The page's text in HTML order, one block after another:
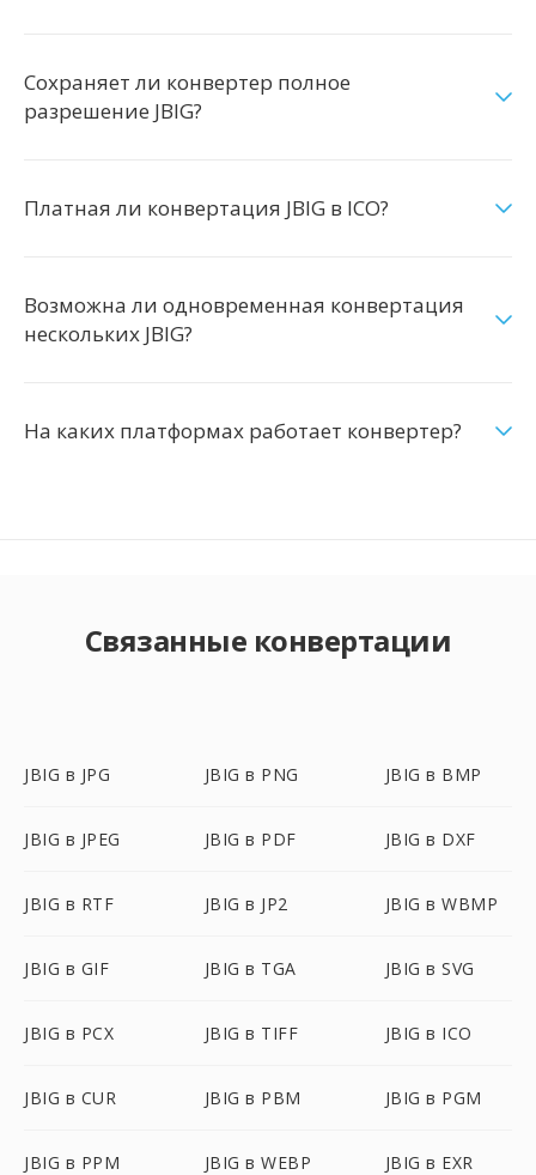
Сохраняет ли конвертер полное
разрешение JBIG?
Платная ли конвертация JBIG в ICO?
Возможна ли одновременная конвертация
нескольких JBIG?
На каких платформах работает конвертер?
Связанные конвертации
JBIG в JPG JBIG в PNG JBIG в BMP
JBIG в JPEG JBIG в PDF JBIG в DXF
JBIG в RTF JBIG в JP2 JBIG в WBMP
JBIG в GIF JBIG в TGA JBIG в SVG
JBIG в PCX JBIG в TIFF JBIG в ICO
JBIG в CUR JBIG в PBM JBIG в PGM
JBIG в PPM JBIG в WEBP JBIG в EXR